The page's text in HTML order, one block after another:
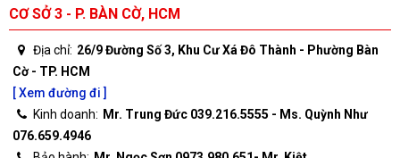
CƠ SỞ 3 - P. BÀN CỜ, HCM
Địa chỉ: 26/9 Đường Số 3, Khu Cư Xá Đô Thành - Phường Bàn
Cờ - TP. HCM
[ Xem đường đi ]
Kinh doanh: Mr. Trung Đức 039.216.5555 - Ms. Quỳnh Như
076.659.4946